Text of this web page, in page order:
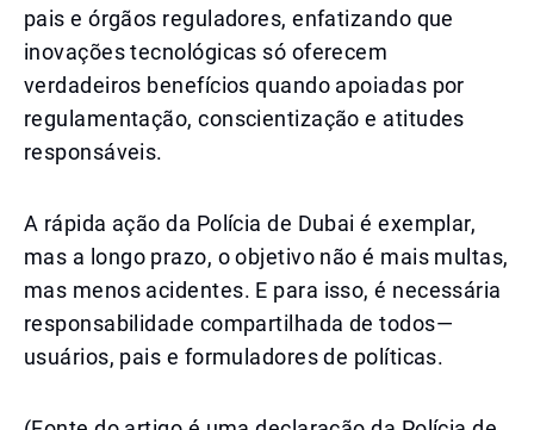
pais e órgãos reguladores, enfatizando que
inovações tecnológicas só oferecem
verdadeiros benefícios quando apoiadas por
regulamentação, conscientização e atitudes
responsáveis.
A rápida ação da Polícia de Dubai é exemplar,
mas a longo prazo, o objetivo não é mais multas,
mas menos acidentes. E para isso, é necessária
responsabilidade compartilhada de todos—
usuários, pais e formuladores de políticas.